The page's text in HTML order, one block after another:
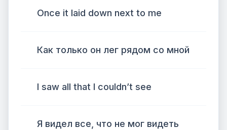
Once it laid down next to me
Как только он лег рядом со мной
I saw all that I couldn’t see
Я видел все, что не мог видеть